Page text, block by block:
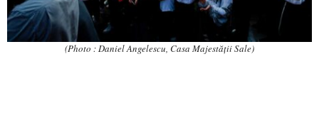
(Photo : Daniel Angelescu, Casa Majestății Sale)